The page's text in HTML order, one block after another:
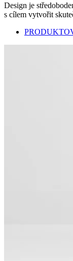
Design je
s cílem vytvořit